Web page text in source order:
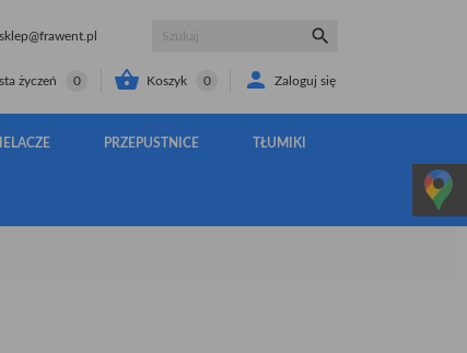
sklep@frawent.pl 
życzeń 0  Koszyk 0  Zaloguj się
PRZEPUSTNICE TŁUMIKI